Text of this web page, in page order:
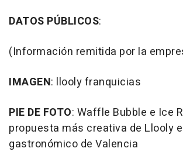
DATOS PÚBLICOS:
(Información remitida por la
IMAGEN: llooly franquicias
PIE DE FOTO: Waffle Bubble e Ice
propuesta más creativa de Llooly
gastronómico de Valencia